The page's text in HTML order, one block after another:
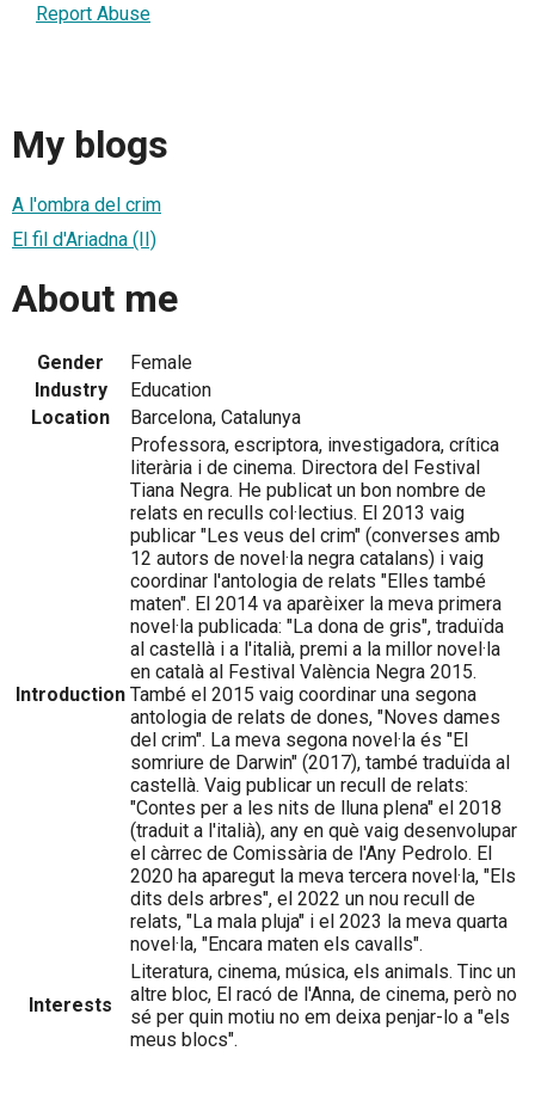
Report Abuse
My blogs
A l'ombra del crim
El fil d'Ariadna (II)
About me
Gender
Female
Industry
Education
Location
Barcelona, Catalunya
Introduction
Professora, escriptora, investigadora, crítica
literària i de cinema. Directora del Festival
Tiana Negra. He publicat un bon nombre de
relats en reculls col·lectius. El 2013 vaig
publicar "Les veus del crim" (converses amb
12 autors de novel·la negra catalans) i vaig
coordinar l'antologia de relats "Elles també
maten". El 2014 va aparèixer la meva primera
novel·la publicada: "La dona de gris", traduïda
al castellà i a l'italià, premi a la millor novel·la
en català al Festival València Negra 2015.
També el 2015 vaig coordinar una segona
antologia de relats de dones, "Noves dames
del crim". La meva segona novel·la és "El
somriure de Darwin" (2017), també traduïda al
castellà. Vaig publicar un recull de relats:
"Contes per a les nits de lluna plena" el 2018
(traduit a l'italià), any en què vaig desenvolupar
el càrrec de Comissària de l'Any Pedrolo. El
2020 ha aparegut la meva tercera novel·la, "Els
dits dels arbres", el 2022 un nou recull de
relats, "La mala pluja" i el 2023 la meva quarta
novel·la, "Encara maten els cavalls".
Interests
Literatura, cinema, música, els animals. Tinc un
altre bloc, El racó de l'Anna, de cinema, però no
sé per quin motiu no em deixa penjar-lo a "els
meus blocs".